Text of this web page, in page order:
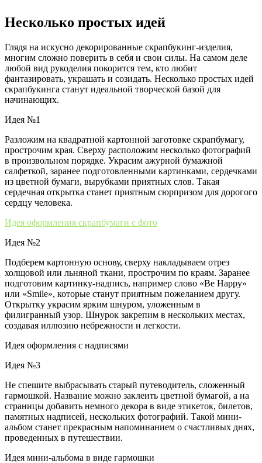
Несколько простых идей
Глядя на искусно декорированные скрапбукинг-изделия,
многим сложно поверить в себя и свои силы. На самом деле
любой вид рукоделия покорится тем, кто любит
фантазировать, украшать и созидать. Несколько простых идей
скрапбукинга станут идеальной творческой базой для
начинающих.
Идея №1
Разложим на квадратной картонной заготовке скрапбумагу,
прострочим края. Сверху расположим несколько фотографий
в произвольном порядке. Украсим ажурной бумажной
салфеткой, заранее подготовленными картинками, сердечками
из цветной бумаги, вырубками приятных слов. Такая
сердечная открытка станет приятным сюрпризом для дорогого
сердцу человека.
Идея оформления скрапбумаги с фото
Идея №2
Подберем картонную основу, сверху накладываем отрез
холщовой или льняной ткани, прострочим по краям. Заранее
подготовим картинку-надпись, например слово «Be Happy»
или «Smile», которые станут приятным пожеланием другу.
Открытку украсим ярким шнуром, уложенным в
филигранный узор. Шнурок закрепим в нескольких местах,
создавая иллюзию небрежности и легкости.
Идея оформления с надписями
Идея №3
Не спешите выбрасывать старый путеводитель, сложенный
гармошкой. Название можно заклеить цветной бумагой, а на
страницы добавить немного декора в виде этикеток, билетов,
памятных надписей, нескольких фотографий. Такой мини-
альбом станет прекрасным напоминанием о счастливых днях,
проведенных в путешествии.
Идея мини-альбома в виде гармошки